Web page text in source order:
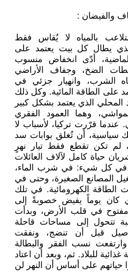
والفيضان :
بالمياه لا يُقاس فقط
الذي يطال كل بيت يعتمد على
أدّى انخفاض منسوب
الضخ، وجفاف الأراضي
الشرب، وانهيار جزئي في
على الطاقة المائية. وكل ذلك
المحلي الذي يعتمد بشكل كبير
وهما العمود الفقري
عندما قرّرت تركيا، لأسباب لا
سياسية، أن تُغلق بوابات سد
لم تكن تقطع فقط تيار نهرٍ
حياة كامل لآلاف العائلات
في كل شيء: في شرب الماء،
المصانع الصغيرة، وحتى في
الطاقة الكهرومائية. في تلك
كان يوماً يفيض خصوبةً إلى
في قلب الأرض، وبدأت
تتحول إلى مساحات قاحلة
قبل أن تنضج، ونفقت
نسب الفقر والبطالة
للبلاد. ثم، وبعد أن اعتاد
حياتهم على أساس أن النهر لن